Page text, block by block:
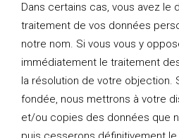
Dans certains cas, vous avez le
traitement de vos données
notre nom. Si vous vous y
immédiatement le traitement
la résolution de votre objection.
fondée, nous mettrons à votre
et/ou copies des données que